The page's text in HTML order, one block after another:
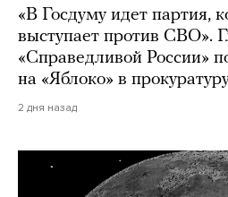
«В Госдуму идет партия,
выступает против СВО».
«Справедливой России»
на «Яблоко» в
2 дня назад